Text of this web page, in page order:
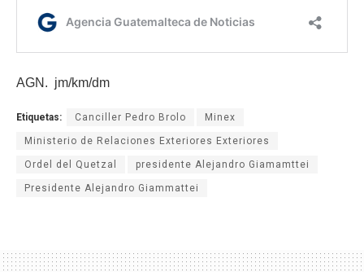
AGN. jm/km/dm
Etiquetas: Canciller Pedro Brolo Minex
Ministerio de Relaciones Exteriores Exteriores
Ordel del Quetzal presidente Alejandro Giamamttei
Presidente Alejandro Giammattei